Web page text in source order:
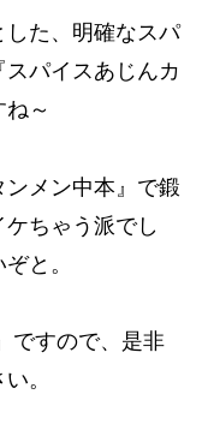
た、明確なスパ
パイスあじんカ
～
ンメン中本』で鍛
ちゃう派でし
と。
ですので、是非
。